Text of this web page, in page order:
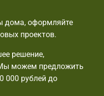
дома, оформляйте
проектов.
решение,
можем предложить
000 рублей до